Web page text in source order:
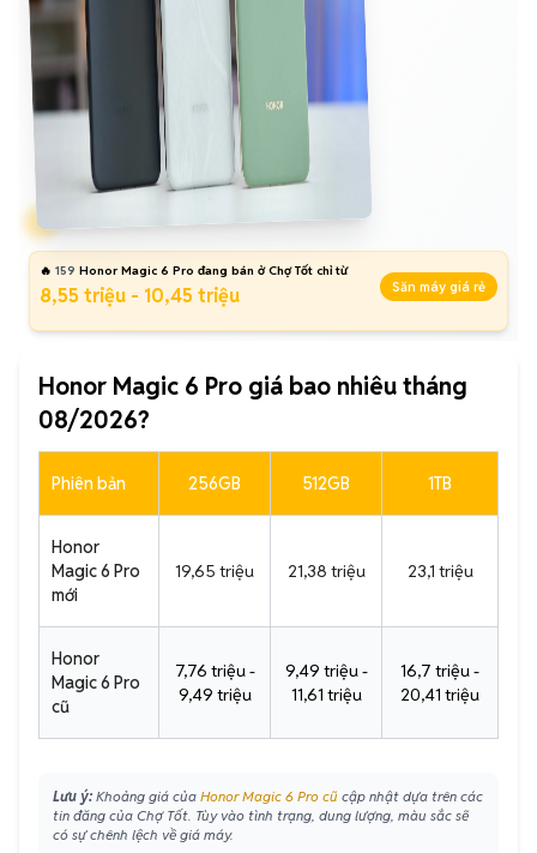
🔥 159 Honor Magic 6 Pro đang bán ở Chợ Tốt chỉ từ
8,55 triệu - 10,45 triệu Săn máy giá rẻ
Honor Magic 6 Pro giá bao nhiêu tháng
08/2026?
Phiên bản 256GB 512GB 1TB
Honor
Magic 6 Pro
mới
19,65 triệu 21,38 triệu 23,1 triệu
Honor
Magic 6 Pro
cũ
7,76 triệu -
9,49 triệu
9,49 triệu -
11,61 triệu
16,7 triệu -
20,41 triệu
Lưu ý: Khoảng giá của Honor Magic 6 Pro cũ cập nhật dựa trên các
tin đăng của Chợ Tốt. Tùy vào tình trạng, dung lượng, màu sắc sẽ
có sự chênh lệch về giá máy.